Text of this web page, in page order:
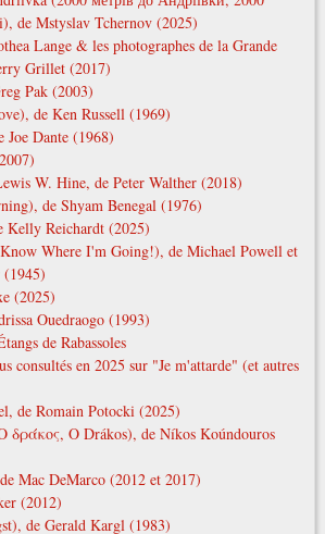
de Mstyslav Tchernov (2025)
Lange & les photographes de la Grande
Grillet (2017)
Pak (2003)
de Ken Russell (1969)
Dante (1968)
W. Hine, de Peter Walther (2018)
de Shyam Benegal (1976)
Kelly Reichardt (2025)
Where I'm Going!), de Michael Powell et
(1945)
(2025)
Ouedraogo (1993)
de Rabassoles
consultés en 2025 sur "Je m'attarde" (et autres
de Romain Potocki (2025)
δράκος, O Drákos), de Níkos Koúndouros
Mac DeMarco (2012 et 2017)
(2012)
de Gerald Kargl (1983)